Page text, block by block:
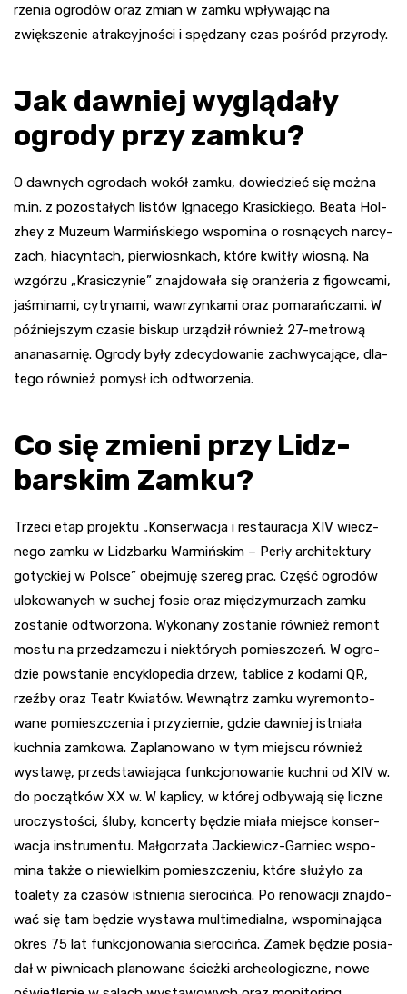
rze­nia ogro­dów oraz zmian w zamku wpływając na
zwiększenie atrakcyjności i spę­dza­ny czas pośród przy­rody.
Jak daw­niej wyglą­dały
ogrody przy zamku?
O daw­nych ogro­dach wokół zamku, dowie­dzieć się można
m.in. z pozo­sta­łych listów Igna­cego Kra­sickiego. Beata Hol­
zhey z Muzeum War­miń­skiego wspo­mina o rosną­cych nar­cy­
zach, hia­cyn­tach, pier­wiosn­kach, które kwi­tły wio­sną. Na
wzgó­rzu „Kra­si­czy­nie” znaj­do­wała się oran­że­ria z figow­cami,
jaśmi­nami, cytry­nami, waw­rzyn­kami oraz poma­rań­czami. W
póź­niej­szym cza­sie biskup urzą­dził rów­nież 27-metrową
ana­na­sar­nię. Ogrody były zde­cy­do­wa­nie zachwy­ca­jące, dla­
tego również pomysł ich odtwo­rze­nia.
Co się zmieni przy Lidz­
bar­skim Zamku?
Trze­ci etap pro­jektu „Kon­ser­wa­cja i restau­ra­cja XIV wiecz­
nego zamku w Lidz­barku War­miń­skim – Perły archi­tek­tury
gotyc­kiej w Pol­sce” obej­muję sze­reg prac. Część ogro­dów
ulo­ko­wa­nych w suchej fosie oraz mię­dzy­mu­rzach zamku
zosta­nie odtwo­rzona. Wyko­nany zosta­nie również remont
mostu na przed­zam­czu i nie­któ­rych pomiesz­czeń. W ogro­
dzie powsta­nie ency­klo­pe­dia drzew, tablice z kodami QR,
rzeźby oraz Teatr Kwia­tów. Wew­nątrz zamku wyre­mon­to­
wane pomiesz­cze­nia i przy­zie­mie, gdzie daw­niej ist­niała
kuch­nia zam­kowa. Zapla­no­wano w tym miej­scu również
wystawę, przed­sta­wia­jąca funk­cjo­no­wa­nie kuchni od XIV w.
do począt­ków XX w. W kaplicy, w któ­rej odby­wają się liczne
uro­czy­sto­ści, śluby, kon­certy będzie miała miej­sce kon­ser­
wa­cja instru­mentu. Mał­go­rzata Jac­kie­wicz-Gar­niec wspo­
mina także o nie­wiel­kim pomiesz­cze­niu, które słu­żyło za
toa­lety za cza­sów ist­nie­nia sie­ro­cińca. Po reno­wa­cji znaj­do­
wać się tam będzie wystawa mul­ti­me­dialna, wspo­minająca
okres 75 lat funk­cjo­no­wa­nia sie­ro­cińca. Zamek będzie posia­
dał w piw­ni­cach pla­no­wane ścieżki arche­olo­giczne, nowe